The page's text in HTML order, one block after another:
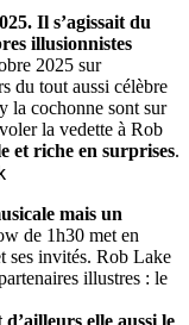
Il s’agissait du
illusionnistes
2025 sur
du tout aussi célèbre
la cochonne sont sur
la vedette à Rob
et riche en surprises.
mais un
de 1h30 met en
ses invités. Rob Lake
illustres : le
elle aussi le